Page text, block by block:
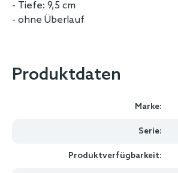
- Tiefe: 9,5 cm
- ohne Überlauf
Produktdaten
Marke:
Serie:
Produktverfügbarkeit: